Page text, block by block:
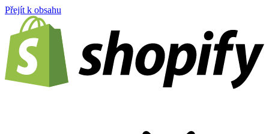
Přejít k obsahu